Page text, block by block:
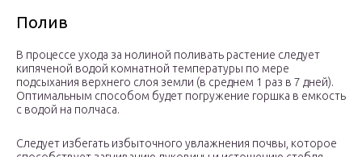
Полив
В процессе ухода за нолиной поливать растение следует
кипяченой водой комнатной температуры по мере
подсыхания верхнего слоя земли (в среднем 1 раз в 7 дней).
Оптимальным способом будет погружение горшка в емкость
с водой на полчаса.
Следует избегать избыточного увлажнения почвы, которое